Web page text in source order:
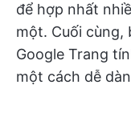
để hợp nhất
một. Cuối cùng,
Google Trang
một cách dễ